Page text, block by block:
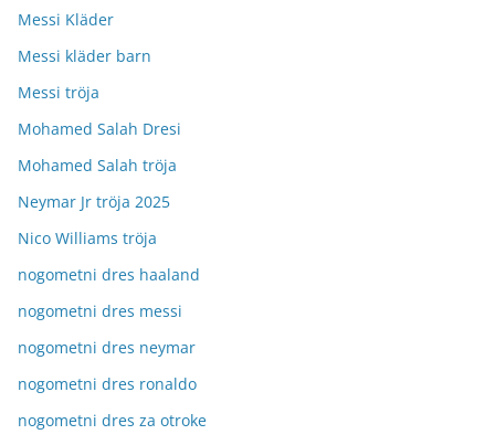
Messi Kläder
Messi kläder barn
Messi tröja
Mohamed Salah Dresi
Mohamed Salah tröja
Neymar Jr tröja 2025
Nico Williams tröja
nogometni dres haaland
nogometni dres messi
nogometni dres neymar
nogometni dres ronaldo
nogometni dres za otroke